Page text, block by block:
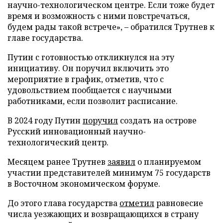
научно-технологическом центре. Если тоже будет
время и возможность с ними повстречаться,
будем рады такой встрече», – обратился Трутнев к
главе государства.
Путин с готовностью откликнулся на эту
инициативу. Он поручил включить это
мероприятие в график, отметив, что с
удовольствием пообщается с научными
работниками, если позволит расписание.
В 2024 году Путин поручил создать на острове
Русский инновационный научно-
технологический центр.
Месяцем ранее Трутнев заявил о планируемом
участии представителей минимум 75 государств
в Восточном экономическом форуме.
До этого глава государства отметилравновесие
числа уезжающих и возвращающихся в страну